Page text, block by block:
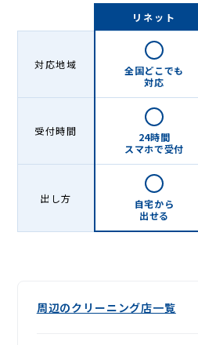
リネット
対応地域
全国どこでも
対応
受付時間
24時間
スマホで受付
出し方
自宅から
出せる
周辺のクリーニング店一覧